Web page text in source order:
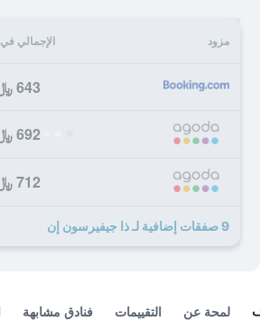
مزود الإجمالي في
643 ﷼
692 ﷼
712 ﷼
9 صفقات إضافية لـ ذا جيفيرسون إن
لمحة عن التقييمات فنادق مشابهة